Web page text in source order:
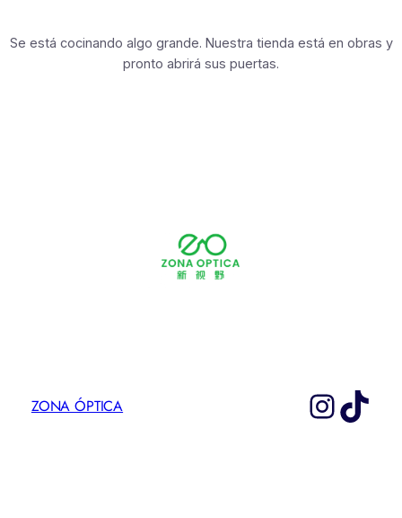
Se está cocinando algo grande. Nuestra tienda está en obras y
pronto abrirá sus puertas.
ZONA ÓPTICA